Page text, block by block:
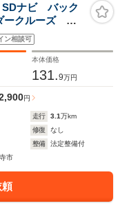
ナビ バック
ークルーズ 禁
スマートキー
オートライ
ン相談可
本体価格
131.9万円
円
走行 3.1万km
修復
なし
整備
法定整備付
市